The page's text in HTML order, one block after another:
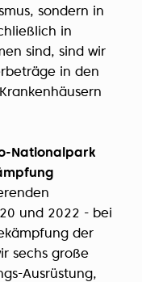
sondern in
in
sind, sind wir
in den
Nationalpark
und 2022 - bei
der
sechs große
Ausrüstung,